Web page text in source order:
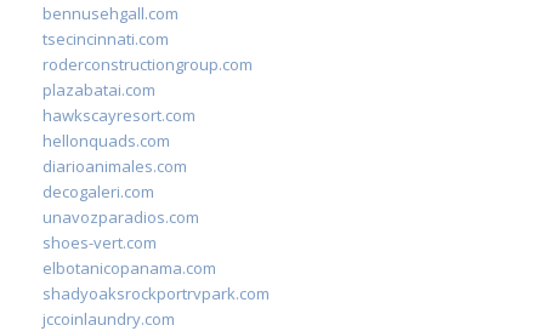
bennusehgall.com
tsecincinnati.com
roderconstructiongroup.com
plazabatai.com
hawkscayresort.com
hellonquads.com
diarioanimales.com
decogaleri.com
unavozparadios.com
shoes-vert.com
elbotanicopanama.com
shadyoaksrockportrvpark.com
jccoinlaundry.com